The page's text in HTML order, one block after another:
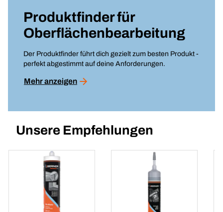
Produktfinder für
Oberflächenbearbeitung
Der Produktfinder führt dich gezielt zum besten Produkt -
perfekt abgestimmt auf deine Anforderungen.
Mehr anzeigen
Unsere Empfehlungen